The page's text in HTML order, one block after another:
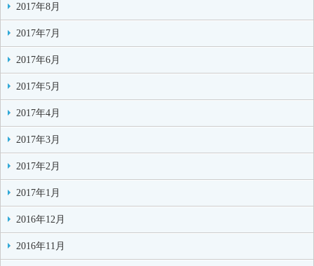
2017年8月
2017年7月
2017年6月
2017年5月
2017年4月
2017年3月
2017年2月
2017年1月
2016年12月
2016年11月